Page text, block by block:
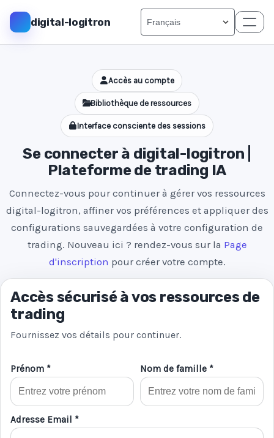
digital-logitron
Accès au compte
Bibliothèque de ressources
Interface consciente des sessions
Se connecter à digital-logitron |
Plateforme de trading IA
Connectez-vous pour continuer à gérer vos ressources
digital-logitron, affiner vos préférences et appliquer des
configurations sauvegardées à votre configuration de
trading. Nouveau ici ? rendez-vous sur la Page
d'inscription pour créer votre compte.
Accès sécurisé à vos ressources de
trading
Fournissez vos détails pour continuer.
Prénom * Nom de famille *
Adresse Email *